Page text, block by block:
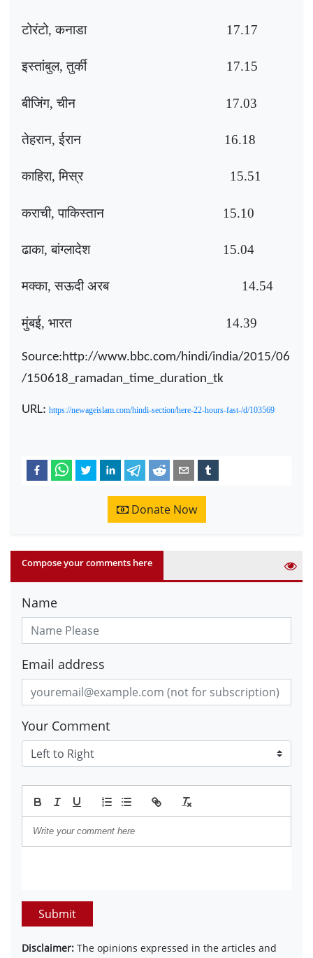
टोरंटो,कनाडा 17.17
इस्तांबुल,तुर्की 17.15
बीजिंग,चीन 17.03
तेहरान,ईरान 16.18
काहिरा,मिस्र 15.51
कराची,पाकिस्तान 15.10
ढाका,बांग्लादेश 15.04
मक्का,सऊदी अरब 14.54
मुंबई, भारत 14.39
Source:http://www.bbc.com/hindi/india/2015/06
/150618_ramadan_time_duration_tk
URL: https://newageislam.com/hindi-section/here-22-hours-fast-/d/103569
Donate Now
Compose your comments here
Name
Email address
Your Comment
Submit
Disclaimer: The opinions expressed in the articles and